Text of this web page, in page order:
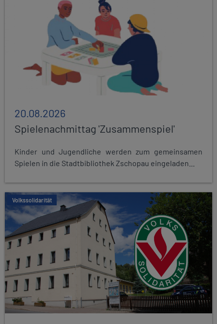
20.08.2026
Spielenachmittag 'Zusammenspiel'
Kinder und Jugendliche werden zum gemeinsamen
Spielen in die Stadtbibliothek Zschopau eingeladen...
Volkssolidarität